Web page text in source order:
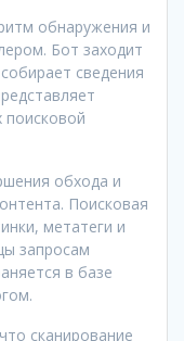
обнаружения и
Бот заходит
сведения
обхода и
Поисковая
метатеги и
запросам
в базе
сканирование